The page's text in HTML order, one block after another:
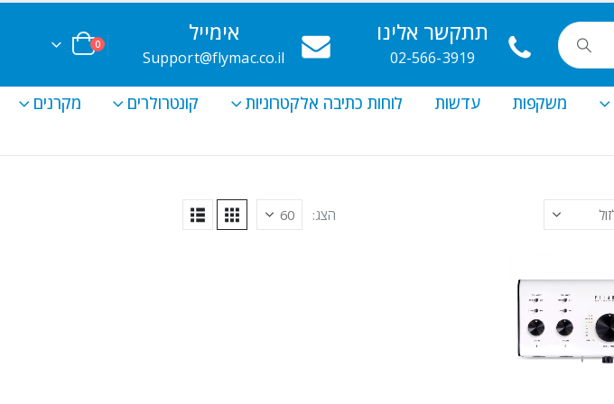
תתקשר אלינו
02-566-3919
אימייל
Support@flymac.co.il
0
משקפות עדשות לוחות כתיבה אלקטרוניות קונטרולרים
מקרנים
הצג: